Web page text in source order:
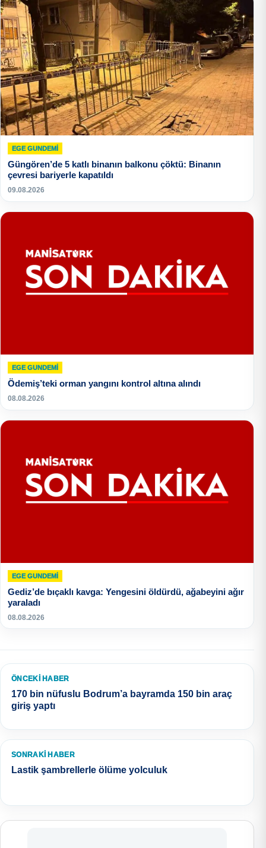
EGE GUNDEMİ
Güngören’de 5 katlı binanın balkonu çöktü: Binanın
çevresi bariyerle kapatıldı
09.08.2026
EGE GUNDEMİ
Ödemiş’teki orman yangını kontrol altına alındı
08.08.2026
EGE GUNDEMİ
Gediz’de bıçaklı kavga: Yengesini öldürdü, ağabeyini ağır
yaraladı
08.08.2026
ÖNCEKI HABER
170 bin nüfuslu Bodrum’a bayramda 150 bin araç
giriş yaptı
SONRAKI HABER
Lastik şambrellerle ölüme yolculuk